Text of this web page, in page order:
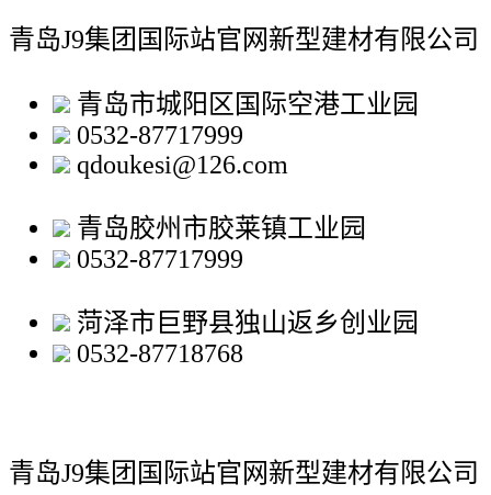
青岛J9集团国际站官网新型建材有限公司
青岛市城阳区国际空港工业园
0532-87717999
qdoukesi@126.com
青岛胶州市胶莱镇工业园
0532-87717999
菏泽市巨野县独山返乡创业园
0532-87718768
青岛J9集团国际站官网新型建材有限公司